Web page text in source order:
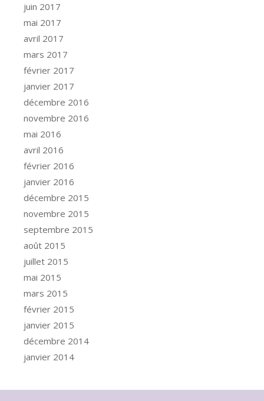
juin 2017
mai 2017
avril 2017
mars 2017
février 2017
janvier 2017
décembre 2016
novembre 2016
mai 2016
avril 2016
février 2016
janvier 2016
décembre 2015
novembre 2015
septembre 2015
août 2015
juillet 2015
mai 2015
mars 2015
février 2015
janvier 2015
décembre 2014
janvier 2014